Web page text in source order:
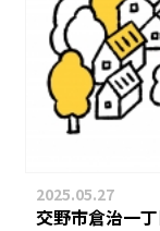
2025.05.27
交野市倉治一